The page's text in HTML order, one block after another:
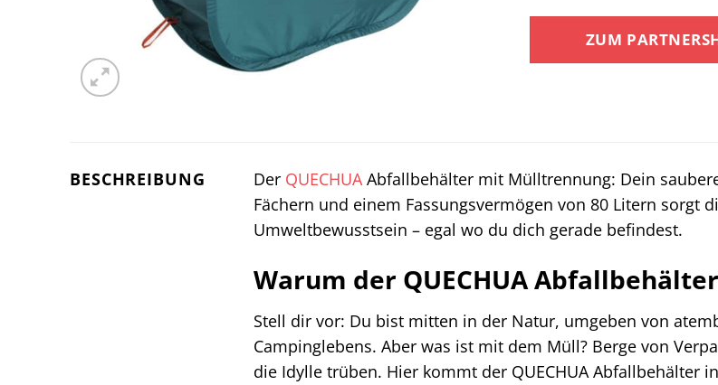
ZUM
BESCHREIBUNG Der QUECHUAAbfallbehälter mit Mülltrennung: Dein
Fächern und einem Fassungsvermögen von 80 Litern sorgt
Umweltbewusstsein – egal wo du dich gerade befindest.
Warum der QUECHUA
Stell dir vor: Du bist mitten in der Natur, umgeben von
Campinglebens. Aber was ist mit dem Müll? Berge von
die Idylle trüben. Hier kommt der QUECHUA Abfallbehälter